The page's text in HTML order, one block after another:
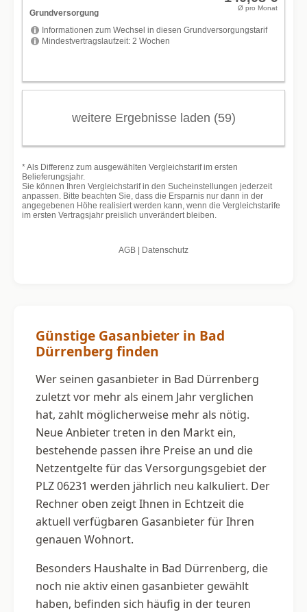
Günstige Gasanbieter in Bad
Dürrenberg finden
Wer seinen gasanbieter in Bad Dürrenberg
zuletzt vor mehr als einem Jahr verglichen
hat, zahlt möglicherweise mehr als nötig.
Neue Anbieter treten in den Markt ein,
bestehende passen ihre Preise an und die
Netzentgelte für das Versorgungsgebiet der
PLZ 06231 werden jährlich neu kalkuliert. Der
Rechner oben zeigt Ihnen in Echtzeit die
aktuell verfügbaren Gasanbieter für Ihren
genauen Wohnort.
Besonders Haushalte in Bad Dürrenberg, die
noch nie aktiv einen gasanbieter gewählt
haben, befinden sich häufig in der teuren